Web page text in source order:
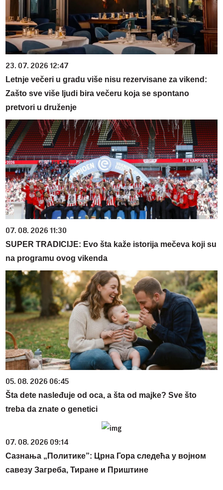
23. 07. 2026 12:47
Letnje večeri u gradu više nisu rezervisane za vikend:
Zašto sve više ljudi bira večeru koja se spontano
pretvori u druženje
07. 08. 2026 11:30
SUPER TRADICIJE: Evo šta kaže istorija mečeva koji su
na programu ovog vikenda
05. 08. 2026 06:45
Šta dete nasleđuje od oca, a šta od majke? Sve što
treba da znate o genetici
07. 08. 2026 09:14
Сазнања „Политике”: Црна Гора следећа у војном
савезу Загреба, Тиране и Приштине